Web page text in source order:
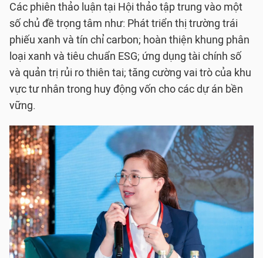
Các phiên thảo luận tại Hội thảo tập trung vào một
số chủ đề trọng tâm như: Phát triển thị trường trái
phiếu xanh và tín chỉ carbon; hoàn thiện khung phân
loại xanh và tiêu chuẩn ESG; ứng dụng tài chính số
và quản trị rủi ro thiên tai; tăng cường vai trò của khu
vực tư nhân trong huy động vốn cho các dự án bền
vững.